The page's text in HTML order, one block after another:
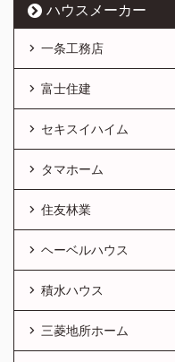
ハウスメーカー
一条工務店
富士住建
セキスイハイム
タマホーム
住友林業
ヘーベルハウス
積水ハウス
三菱地所ホーム